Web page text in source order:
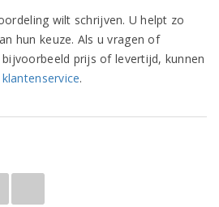
wilt schrijven. U helpt zo
hun keuze. Als u vragen of
prijs of levertijd, kunnen
klantenservice.